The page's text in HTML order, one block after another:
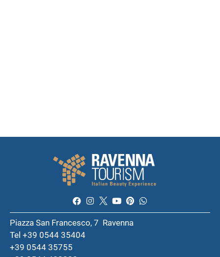
Piazza San Francesco, 7 Ravenna
Tel +39 0544 35404
+39 0544 35755